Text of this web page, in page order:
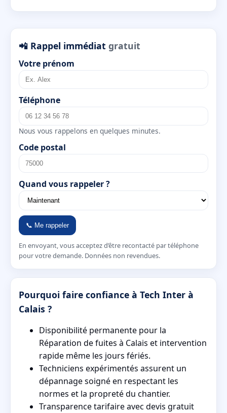
📲 Rappel immédiat gratuit
Votre prénom
Téléphone
Nous vous rappelons en quelques minutes.
Code postal
Quand vous rappeler ?
📞 Me rappeler
En envoyant, vous acceptez d’être recontacté par téléphone
pour votre demande. Données non revendues.
Pourquoi faire confiance à Tech Inter à
Calais ?
Disponibilité permanente pour la
Réparation de fuites à Calais et intervention
rapide même les jours fériés.
Techniciens expérimentés assurent un
dépannage soigné en respectant les
normes et la propreté du chantier.
Transparence tarifaire avec devis gratuit